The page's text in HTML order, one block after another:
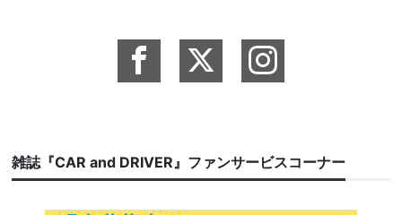
雑誌『CAR and DRIVER』ファンサービスコーナー